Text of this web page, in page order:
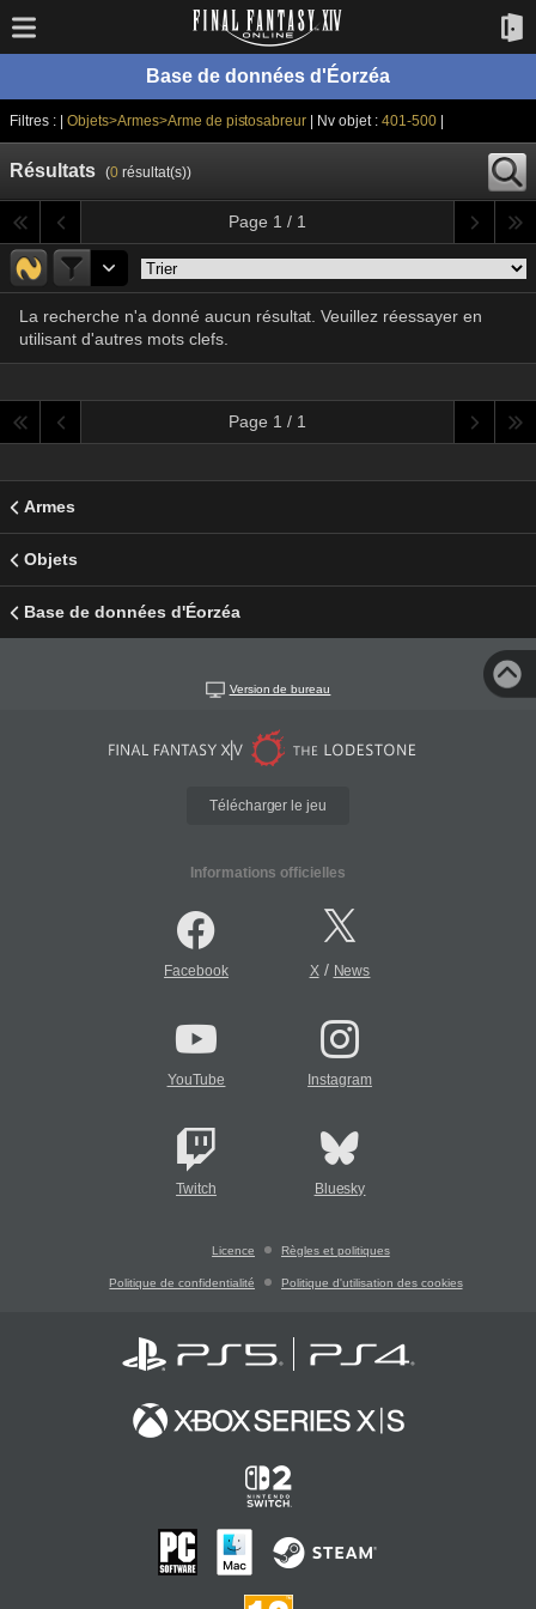
Base de données d'Éorzéa
Filtres : | Objets>Armes>Arme de pistosabreur | Nv objet :401-500
Résultats (0résultat(s))
Page 1 / 1
La recherche n'a donné aucun résultat. Veuillez réessayer en
utilisant d'autres mots clefs.
Page 1 / 1
Armes
Objets
Base de données d'Éorzéa
Version de bureau
Télécharger le jeu
Informations officielles
Facebook X/ News
YouTube Instagram
Twitch Bluesky
Licence Règles et politiques
Politique de confidentialité Politique d'utilisation des cookies